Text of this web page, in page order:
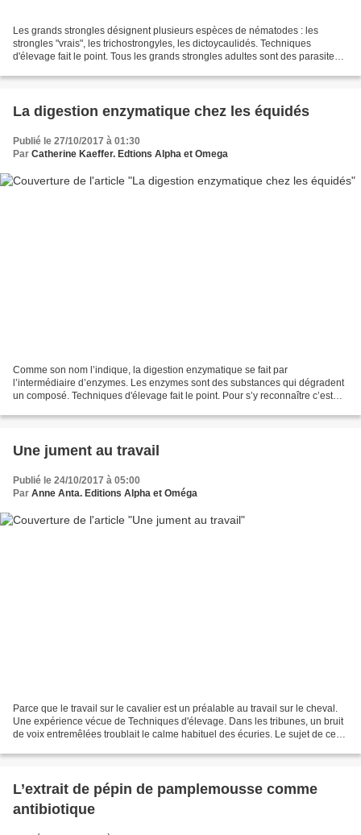
Les grands strongles désignent plusieurs espèces de nématodes : les
strongles "vrais", les trichostrongyles, les dictoycaulidés. Techniques
d'élevage fait le point. Tous les grands strongles adultes sont des parasites
La digestion enzymatique chez les équidés
Publié le 27/10/2017 à 01:30
Par Catherine Kaeffer. Edtions Alpha et Omega
Comme son nom l’indique, la digestion enzymatique se fait par
l’intermédiaire d’enzymes. Les enzymes sont des substances qui dégradent
un composé. Techniques d'élevage fait le point. Pour s’y reconnaître c’est
Une jument au travail
Publié le 24/10/2017 à 05:00
Par Anne Anta. Editions Alpha et Oméga
Parce que le travail sur le cavalier est un préalable au travail sur le cheval.
Une expérience vécue de Techniques d'élevage. Dans les tribunes, un bruit
de voix entremêlées troublait le calme habituel des écuries. Le sujet de ce
L’extrait de pépin de pamplemousse comme
antibiotique